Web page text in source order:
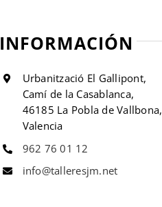
INFORMACIÓN
Urbanització El Gallipont,
Camí de la Casablanca,
46185 La Pobla de Vallbona,
Valencia
962 76 01 12
info@talleresjm.net